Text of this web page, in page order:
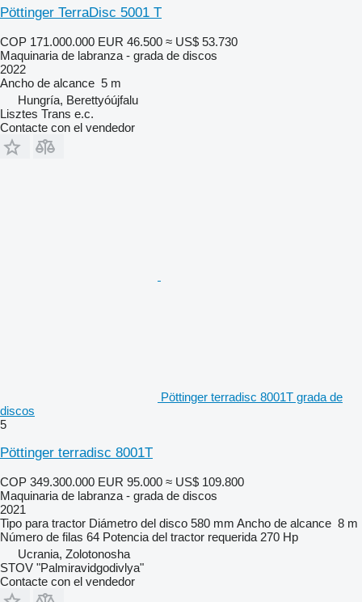
Pöttinger TerraDisc 5001 T
COP 171.000.000 EUR 46.500 ≈ US$ 53.730
Maquinaria de labranza - grada de discos
2022
Ancho de alcance 5 m
Hungría, Berettyóújfalu
Lisztes Trans e.c.
Contacte con el vendedor
Pöttinger terradisc 8001T grada de
discos
5
Pöttinger terradisc 8001T
COP 349.300.000 EUR 95.000 ≈ US$ 109.800
Maquinaria de labranza - grada de discos
2021
Tipo para tractor Diámetro del disco 580 mm Ancho de alcance 8 m
Número de filas 64 Potencia del tractor requerida 270 Hp
Ucrania, Zolotonosha
STOV "Palmiravidgodivlya"
Contacte con el vendedor